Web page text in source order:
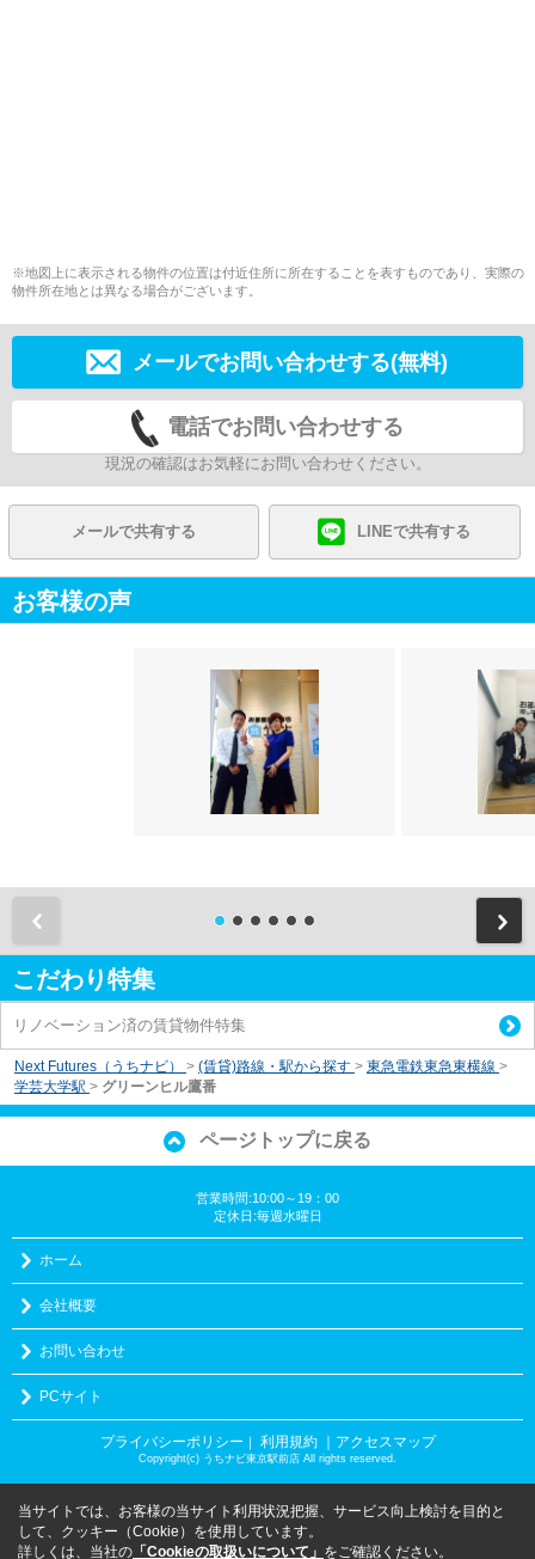
※地図上に表示される物件の位置は付近住所に所在することを表すものであり、実際の
物件所在地とは異なる場合がございます。
メールでお問い合わせする(無料)
電話でお問い合わせする
現況の確認はお気軽にお問い合わせください。
メールで共有する LINEで共有する
お客様の声
こだわり特集
リノベーション済の賃貸物件特集
Next Futures（うちナビ） > (賃貸)路線・駅から探す > 東急電鉄東急東横線 >
学芸大学駅 > グリーンヒル鷹番
ページトップに戻る
営業時間:10:00～19：00
定休日:毎週水曜日
ホーム
会社概要
お問い合わせ
PCサイト
プライバシーポリシー 利用規約 ｜アクセスマップ
Copyright(c) うちナビ東京駅前店 All rights reserved.
当サイトでは、お客様の当サイト利用状況把握、サービス向上検討を目的と
して、クッキー（Cookie）を使用しています。
詳しくは、当社の 「Cookieの取扱いについて」 をご確認ください。